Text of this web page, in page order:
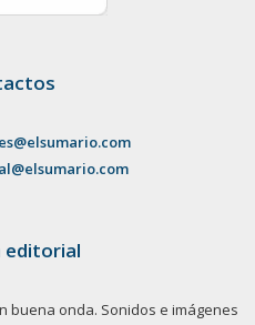
editorial
buena onda. Sonidos e imágenes